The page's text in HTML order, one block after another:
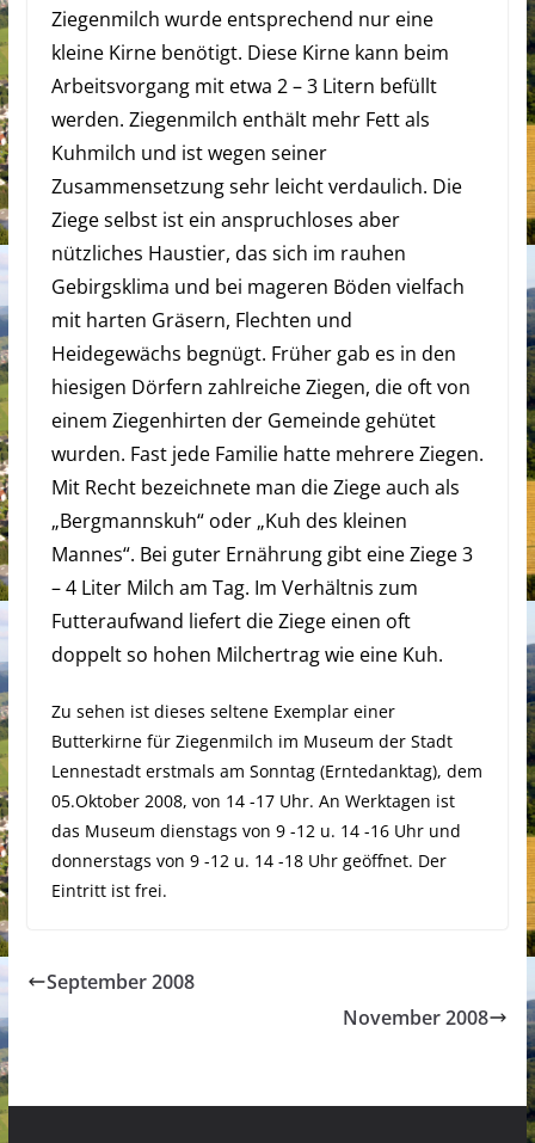
Ziegenmilch wurde entsprechend nur eine
kleine Kirne benötigt. Diese Kirne kann beim
Arbeitsvorgang mit etwa 2 – 3 Litern befüllt
werden. Ziegenmilch enthält mehr Fett als
Kuhmilch und ist wegen seiner
Zusammensetzung sehr leicht verdaulich. Die
Ziege selbst ist ein anspruchloses aber
nützliches Haustier, das sich im rauhen
Gebirgsklima und bei mageren Böden vielfach
mit harten Gräsern, Flechten und
Heidegewächs begnügt. Früher gab es in den
hiesigen Dörfern zahlreiche Ziegen, die oft von
einem Ziegenhirten der Gemeinde gehütet
wurden. Fast jede Familie hatte mehrere Ziegen.
Mit Recht bezeichnete man die Ziege auch als
„Bergmannskuh“ oder „Kuh des kleinen
Mannes“. Bei guter Ernährung gibt eine Ziege 3
– 4 Liter Milch am Tag. Im Verhältnis zum
Futteraufwand liefert die Ziege einen oft
doppelt so hohen Milchertrag wie eine Kuh.
Zu sehen ist dieses seltene Exemplar einer
Butterkirne für Ziegenmilch im Museum der Stadt
Lennestadt erstmals am Sonntag (Erntedanktag), dem
05.Oktober 2008, von 14 -17 Uhr. An Werktagen ist
das Museum dienstags von 9 -12 u. 14 -16 Uhr und
donnerstags von 9 -12 u. 14 -18 Uhr geöffnet. Der
Eintritt ist frei.
September 2008
November 2008